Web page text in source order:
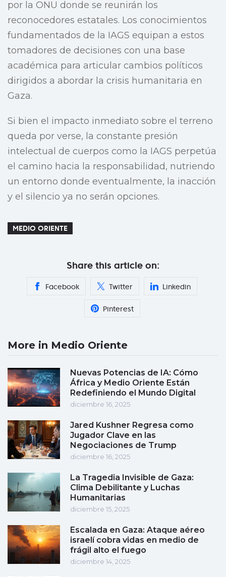
por la ONU donde se reunirán los
reconocedores estatales. Los conocimientos
fundamentados de la IAGS equipan a estos
tomadores de decisiones con una base
académica para articular cambios políticos
dirigidos a abordar la crisis humanitaria en
Gaza.
Si bien el impacto inmediato sobre el terreno
queda por verse, la constante presión
intelectual de cuerpos como la IAGS perpetúa
el camino hacia la responsabilidad, nutriendo
un entorno donde eventualmente, la inacción
y el silencio ya no serán opciones.
MEDIO ORIENTE
Share this article on:
Facebook Twitter Linkedin
Pinterest
More in Medio Oriente
Nuevas Potencias de IA: Cómo
África y Medio Oriente Están
Redefiniendo el Mundo Digital
diciembre 16, 2025
Jared Kushner Regresa como
Jugador Clave en las
Negociaciones de Trump
diciembre 16, 2025
La Tragedia Invisible de Gaza:
Clima Debilitante y Luchas
Humanitarias
diciembre 15, 2025
Escalada en Gaza: Ataque aéreo
israelí cobra vidas en medio de
frágil alto el fuego
diciembre 14, 2025